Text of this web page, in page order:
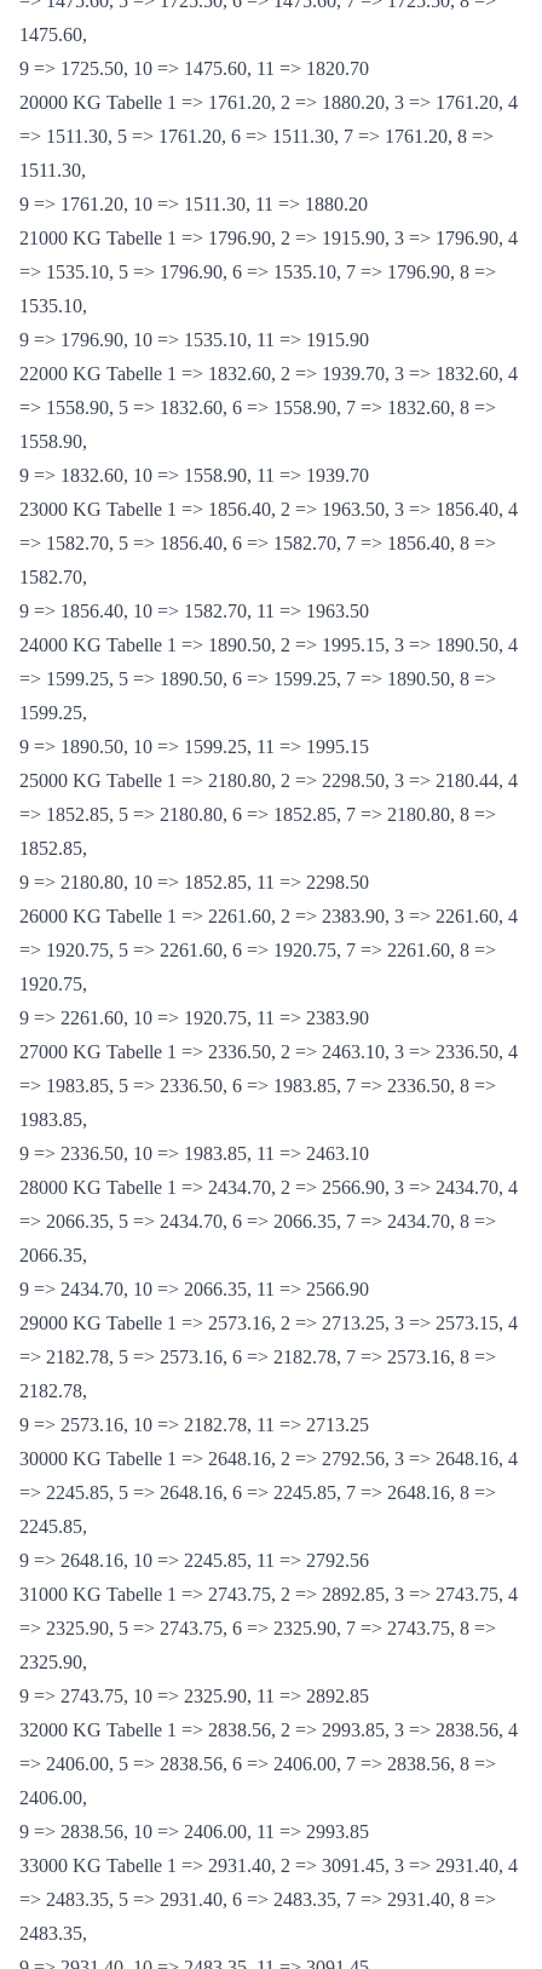
=> 1475.60, 5 => 1725.50, 6 => 1475.60, 7 => 1725.50, 8 =>
1475.60,
9 => 1725.50, 10 => 1475.60, 11 => 1820.70
20000 KG Tabelle 1 => 1761.20, 2 => 1880.20, 3 => 1761.20, 4
=> 1511.30, 5 => 1761.20, 6 => 1511.30, 7 => 1761.20, 8 =>
1511.30,
9 => 1761.20, 10 => 1511.30, 11 => 1880.20
21000 KG Tabelle 1 => 1796.90, 2 => 1915.90, 3 => 1796.90, 4
=> 1535.10, 5 => 1796.90, 6 => 1535.10, 7 => 1796.90, 8 =>
1535.10,
9 => 1796.90, 10 => 1535.10, 11 => 1915.90
22000 KG Tabelle 1 => 1832.60, 2 => 1939.70, 3 => 1832.60, 4
=> 1558.90, 5 => 1832.60, 6 => 1558.90, 7 => 1832.60, 8 =>
1558.90,
9 => 1832.60, 10 => 1558.90, 11 => 1939.70
23000 KG Tabelle 1 => 1856.40, 2 => 1963.50, 3 => 1856.40, 4
=> 1582.70, 5 => 1856.40, 6 => 1582.70, 7 => 1856.40, 8 =>
1582.70,
9 => 1856.40, 10 => 1582.70, 11 => 1963.50
24000 KG Tabelle 1 => 1890.50, 2 => 1995.15, 3 => 1890.50, 4
=> 1599.25, 5 => 1890.50, 6 => 1599.25, 7 => 1890.50, 8 =>
1599.25,
9 => 1890.50, 10 => 1599.25, 11 => 1995.15
25000 KG Tabelle 1 => 2180.80, 2 => 2298.50, 3 => 2180.44, 4
=> 1852.85, 5 => 2180.80, 6 => 1852.85, 7 => 2180.80, 8 =>
1852.85,
9 => 2180.80, 10 => 1852.85, 11 => 2298.50
26000 KG Tabelle 1 => 2261.60, 2 => 2383.90, 3 => 2261.60, 4
=> 1920.75, 5 => 2261.60, 6 => 1920.75, 7 => 2261.60, 8 =>
1920.75,
9 => 2261.60, 10 => 1920.75, 11 => 2383.90
27000 KG Tabelle 1 => 2336.50, 2 => 2463.10, 3 => 2336.50, 4
=> 1983.85, 5 => 2336.50, 6 => 1983.85, 7 => 2336.50, 8 =>
1983.85,
9 => 2336.50, 10 => 1983.85, 11 => 2463.10
28000 KG Tabelle 1 => 2434.70, 2 => 2566.90, 3 => 2434.70, 4
=> 2066.35, 5 => 2434.70, 6 => 2066.35, 7 => 2434.70, 8 =>
2066.35,
9 => 2434.70, 10 => 2066.35, 11 => 2566.90
29000 KG Tabelle 1 => 2573.16, 2 => 2713.25, 3 => 2573.15, 4
=> 2182.78, 5 => 2573.16, 6 => 2182.78, 7 => 2573.16, 8 =>
2182.78,
9 => 2573.16, 10 => 2182.78, 11 => 2713.25
30000 KG Tabelle 1 => 2648.16, 2 => 2792.56, 3 => 2648.16, 4
=> 2245.85, 5 => 2648.16, 6 => 2245.85, 7 => 2648.16, 8 =>
2245.85,
9 => 2648.16, 10 => 2245.85, 11 => 2792.56
31000 KG Tabelle 1 => 2743.75, 2 => 2892.85, 3 => 2743.75, 4
=> 2325.90, 5 => 2743.75, 6 => 2325.90, 7 => 2743.75, 8 =>
2325.90,
9 => 2743.75, 10 => 2325.90, 11 => 2892.85
32000 KG Tabelle 1 => 2838.56, 2 => 2993.85, 3 => 2838.56, 4
=> 2406.00, 5 => 2838.56, 6 => 2406.00, 7 => 2838.56, 8 =>
2406.00,
9 => 2838.56, 10 => 2406.00, 11 => 2993.85
33000 KG Tabelle 1 => 2931.40, 2 => 3091.45, 3 => 2931.40, 4
=> 2483.35, 5 => 2931.40, 6 => 2483.35, 7 => 2931.40, 8 =>